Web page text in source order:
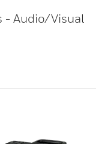
- Audio/Visual